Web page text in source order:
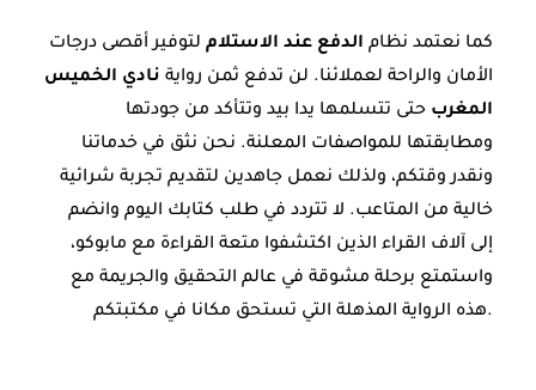
كما نعتمد نظام الدفع عند الاستلام لتوفير أقصى درجات
الأمان والراحة لعملائنا. لن تدفع ثمن رواية نادي الخميس
المغرب حتى تتسلمها يدا بيد وتتأكد من جودتها
ومطابقتها للمواصفات المعلنة. نحن نثق في خدماتنا
ونقدر وقتكم، ولذلك نعمل جاهدين لتقديم تجربة شرائية
خالية من المتاعب. لا تتردد في طلب كتابك اليوم وانضم
إلى آلاف القراء الذين اكتشفوا متعة القراءة مع مابوكو،
واستمتع برحلة مشوقة في عالم التحقيق والجريمة مع
هذه الرواية المذهلة التي تستحق مكانا في مكتبتكم.